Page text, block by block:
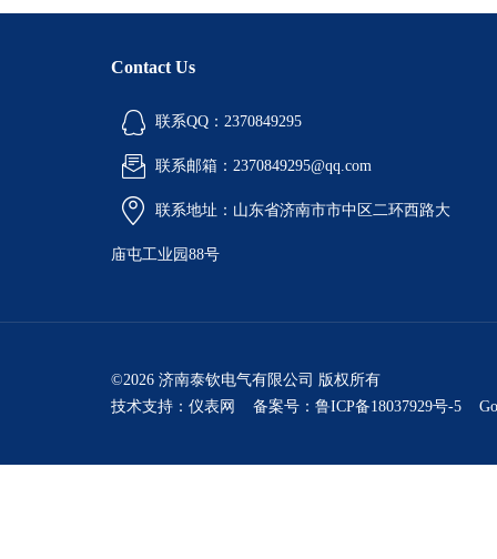
Contact Us
联系QQ：2370849295
联系邮箱：2370849295@qq.com
联系地址：山东省济南市市中区二环西路大
庙屯工业园88号
©2026 济南泰钦电气有限公司 版权所有
技术支持： 仪表网 备案号：鲁ICP备18037929号-5